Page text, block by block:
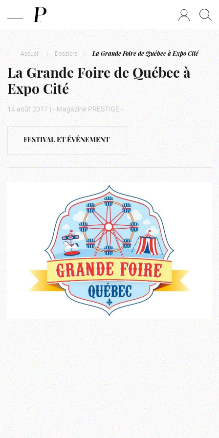
Accueil | Dossiers | La Grande Foire de Québec à Expo Cité
La Grande Foire de Québec à
Expo Cité
14 août 2017 | - Magazine PRESTIGE -
FESTIVAL ET ÉVÉNEMENT